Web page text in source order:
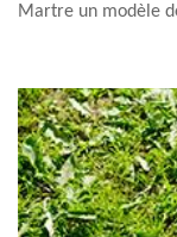
Martre un modèle